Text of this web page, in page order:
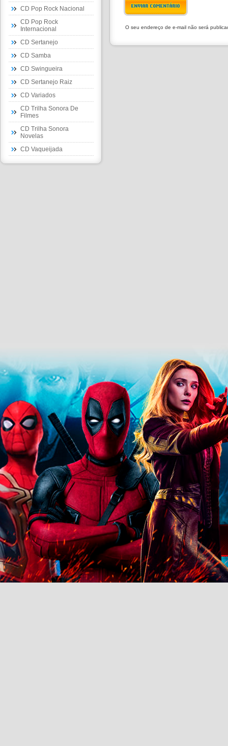
CD Pop Rock Nacional
CD Pop Rock
Internacional
CD Sertanejo
CD Samba
CD Swingueira
CD Sertanejo Raiz
CD Variados
CD Trilha Sonora De
Filmes
CD Trilha Sonora
Novelas
CD Vaqueijada
ENVIAR COMENTÁRIO
O seu endereço de e-mail não será